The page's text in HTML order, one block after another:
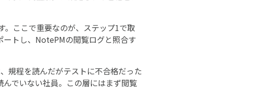
。ここで重要なのが、ステップ1で取
ートし、NotePMの閲覧ログと照合す
規程を読んだがテストに不合格だった
でいない社員。この層にはまず閲覧